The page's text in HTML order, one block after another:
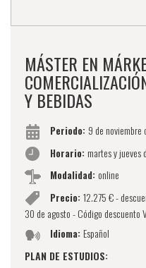
MÁSTER EN
Y BEBIDAS
Periodo: 9 de
Horario: martes y jueves
Modalidad: online
Precio: 12.275 € -
30 de agosto - Código descuento
Idioma: Español
PLAN DE ESTUDIOS: